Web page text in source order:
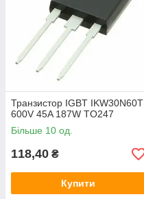
Транзистор IGBT IKW30N60T
600V 45A 187W TO247
Більше 10 од.
118,40 ₴
Купити